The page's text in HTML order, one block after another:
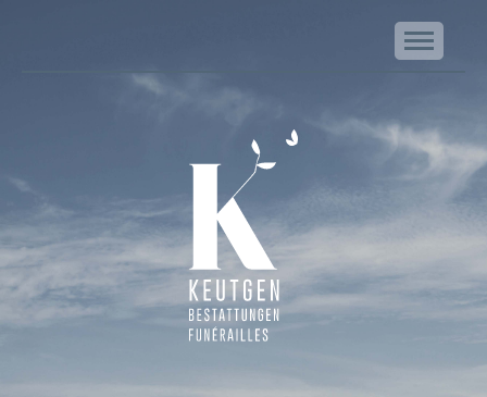
Keutgen | Bestattungen - Funérailles